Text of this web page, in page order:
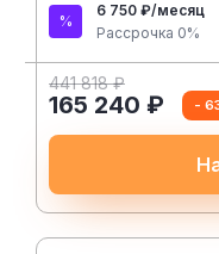
6 750 ₽/месяц
Рассрочка 0%
441 818 ₽
165 240 ₽ -